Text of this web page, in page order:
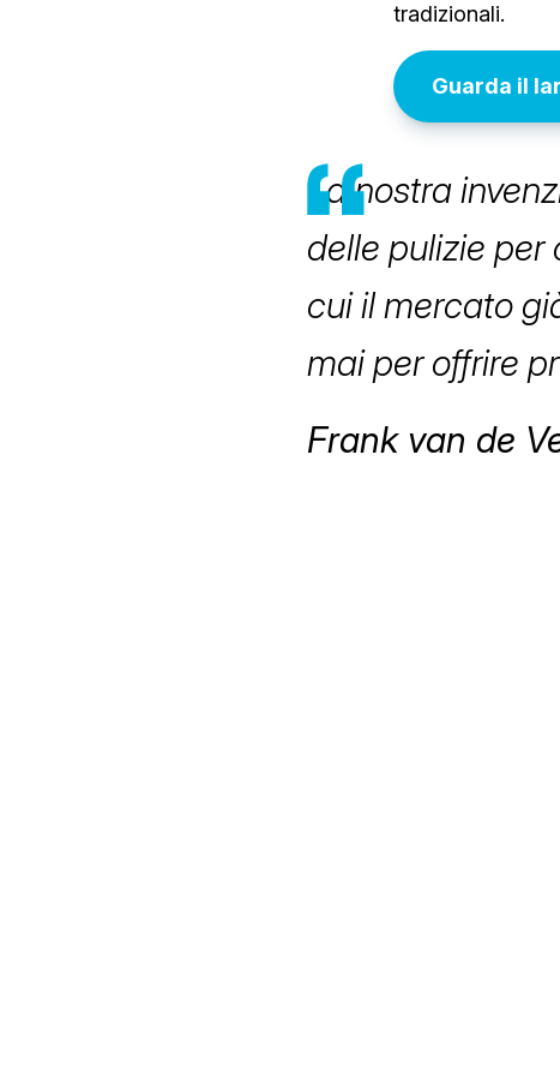
tradizionali.
Guarda il
La nostra
delle pulizie
cui il mercato
mai per offrire
Frank van de